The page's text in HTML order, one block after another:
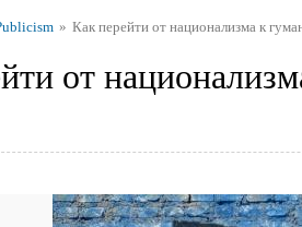
Как перейти от национализма к
от